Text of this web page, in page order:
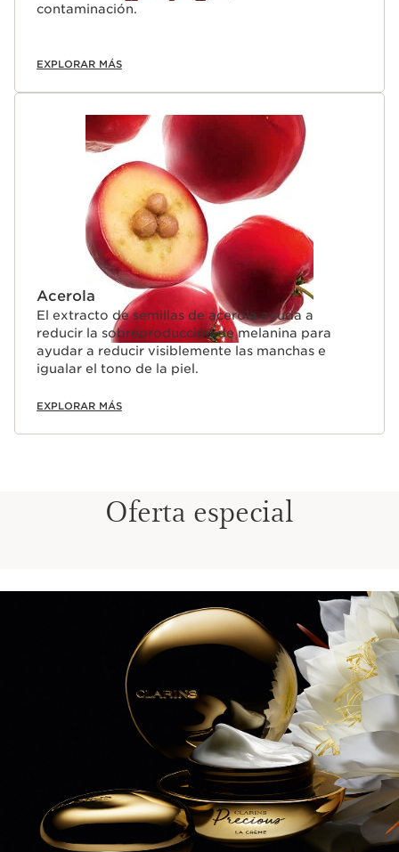
contaminación.
EXPLORAR MÁS
Acerola
El extracto de semillas de acerola ayuda a
reducir la sobreproducción de melanina para
ayudar a reducir visiblemente las manchas e
igualar el tono de la piel.
EXPLORAR MÁS
Oferta especial